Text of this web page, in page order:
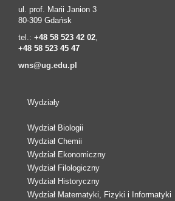
ul. prof. Marii Janion 3
80-309 Gdańsk
tel.: +48 58 523 42 02
+48 58 523 45 47
wns@ug.edu.pl
Wydziały
Wydział Biologii
Wydział Chemii
Wydział Ekonomiczny
Wydział Filologiczny
Wydział Historyczny
Wydział Matematyki, Fizyki i Informatyki